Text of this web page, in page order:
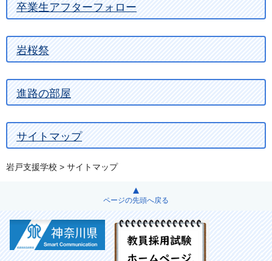
卒業生アフターフォロー
岩桜祭
進路の部屋
サイトマップ
岩戸支援学校 > サイトマップ
ページの先頭へ戻る